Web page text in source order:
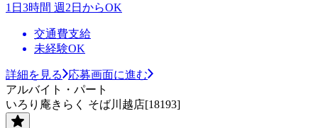
1日3時間 週2日からOK
交通費支給
未経験OK
詳細を見る
応募画面に進む
アルバイト・パート
いろり庵きらく そば川越店[18193]